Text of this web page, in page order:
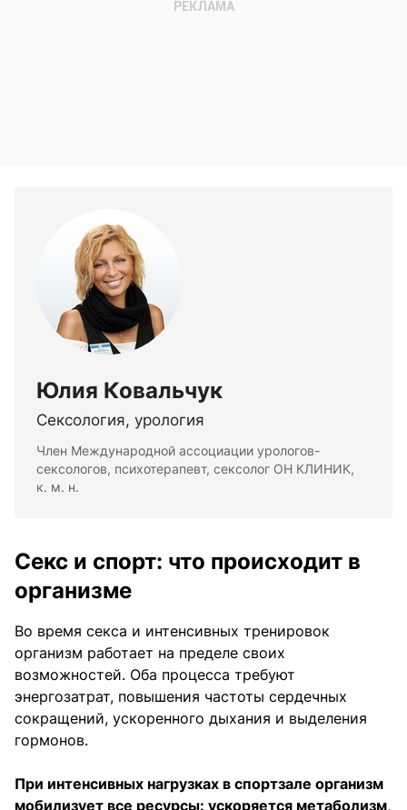
Юлия Ковальчук
Сексология, урология
Член Международной ассоциации урологов-
сексологов, психотерапевт, сексолог ОН КЛИНИК,
к. м. н.
Секс и спорт: что происходит в
организме
Во время секса и интенсивных тренировок
организм работает на пределе своих
возможностей. Оба процесса требуют
энергозатрат, повышения частоты сердечных
сокращений, ускоренного дыхания и выделения
гормонов.
При интенсивных нагрузках в спортзале организм
мобилизует все ресурсы: ускоряется метаболизм,